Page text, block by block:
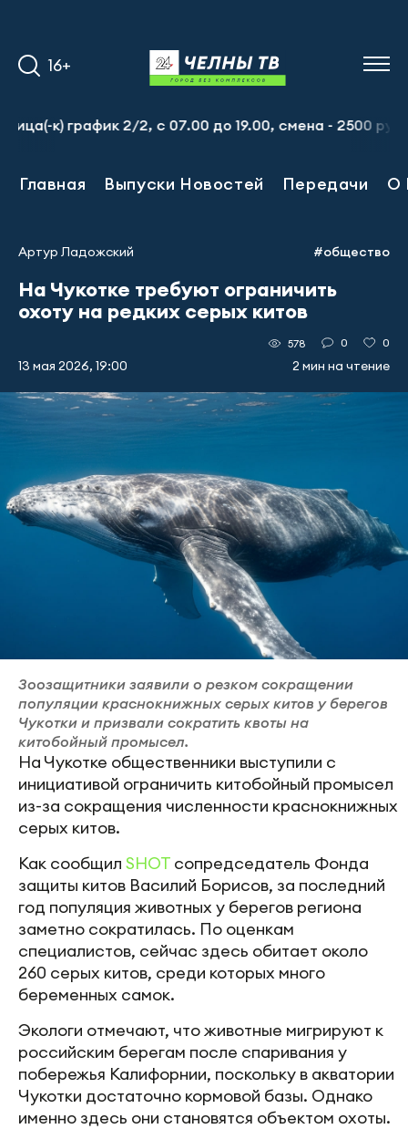
16+
график 2/2, с 07.00 до 19.00, смена - 2500 рублей.
Главная Выпуски Новостей Передачи О
Артур Ладожский #общество
На Чукотке требуют ограничить
охоту на редких серых китов
13 мая 2026, 19:00
578 0 0
2 мин на чтение
Зоозащитники заявили о резком сокращении
популяции краснокнижных серых китов у берегов
Чукотки и призвали сократить квоты на
китобойный промысел.
На Чукотке общественники выступили с
инициативой ограничить китобойный промысел
из-за сокращения численности краснокнижных
серых китов.
Как сообщил SHOT сопредседатель Фонда
защиты китов Василий Борисов, за последний
год популяция животных у берегов региона
заметно сократилась. По оценкам
специалистов, сейчас здесь обитает около
260 серых китов, среди которых много
беременных самок.
Экологи отмечают, что животные мигрируют к
российским берегам после спаривания у
побережья Калифорнии, поскольку в акватории
Чукотки достаточно кормовой базы. Однако
именно здесь они становятся объектом охоты.